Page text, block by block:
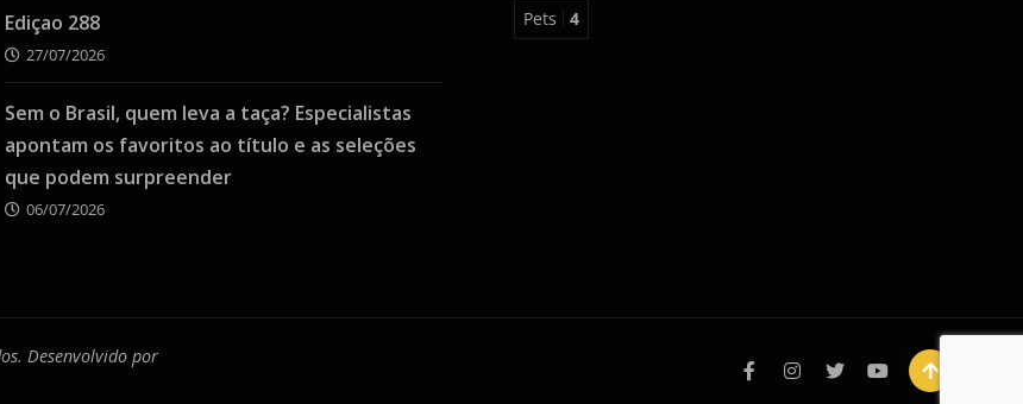
Ediçao 288
27/07/2026
Sem o Brasil, quem leva a taça? Especialistas
apontam os favoritos ao título e as seleções
que podem surpreender
06/07/2026
Pets 4
Desenvolvido por